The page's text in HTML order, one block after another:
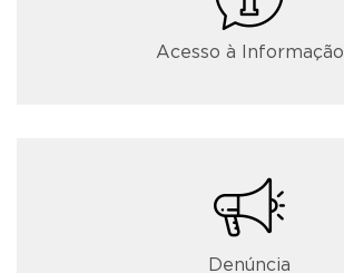
Acesso à Informação
Denúncia